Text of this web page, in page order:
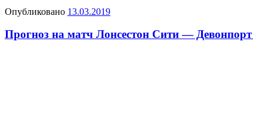
Опубликовано 13.03.2019
Прогноз на матч Лонсестон Сити —